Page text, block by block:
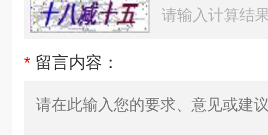
* 留言内容：